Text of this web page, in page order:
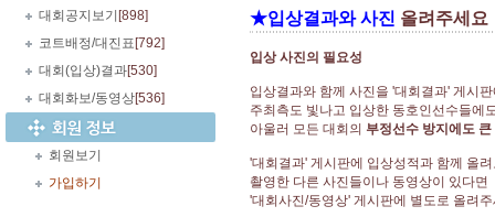
대회공지보기 [898]
코트배정/대진표 [792]
대회(입상)결과[530]
대회화보/동영상[536]
회원보기
가입하기
★입상결과와 사진 올려주세요
입상 사진의 필요성
입상결과와 함께 사진을 '대회결과' 게시
주최측도 빛나고 입상한 동호인선수들에
아울러 모든 대회의 부정선수 방지에도
'대회결과' 게시판에 입상성적과 함께 올
촬영한 다른 사진들이나 동영상이 있다면
'대회사진/동영상' 게시판에 별도로 올려